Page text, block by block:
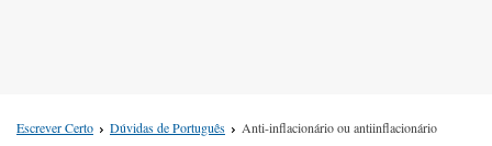
Escrever Certo Dúvidas de Português Anti-inflacionário ou antiinflacionário